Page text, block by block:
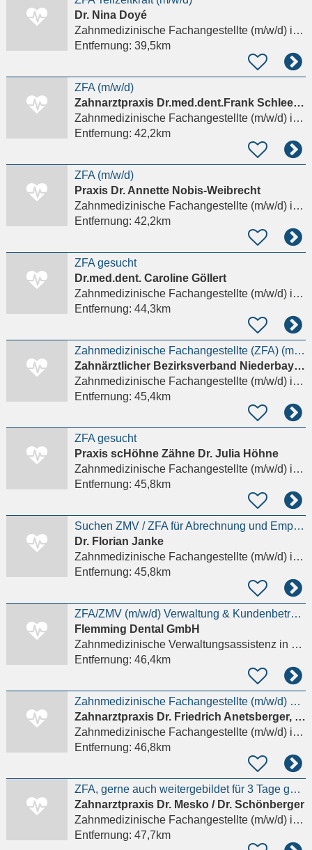
Dr. Nina Doyé
Zahnmedizinische Fachangestellte (m/w/d)in Pöttmes
Entfernung: 39,5km
ZFA (m/w/d)
Zahnarztpraxis Dr.med.dent.Frank Schleenbecker
Zahnmedizinische Fachangestellte (m/w/d)in Berg Starnberg
Entfernung: 42,2km
ZFA (m/w/d)
Praxis Dr. Annette Nobis-Weibrecht
Zahnmedizinische Fachangestellte (m/w/d)in Berg Starnberg
Entfernung: 42,2km
ZFA gesucht
Dr.med.dent. Caroline Göllert
Zahnmedizinische Fachangestellte (m/w/d)in Aßling
Entfernung: 44,3km
Zahnmedizinische Fachangestellte (ZFA) (m/w/d) für unsere Praxis in Kumhausen/Preisenberg bei
Zahnärztlicher Bezirksverband Niederbayern
Zahnmedizinische Fachangestellte (m/w/d)in Kumhausen
Entfernung: 45,4km
ZFA gesucht
Praxis scHöhne Zähne Dr. Julia Höhne
Zahnmedizinische Fachangestellte (m/w/d)in Türkenfeld
Entfernung: 45,8km
Suchen ZMV / ZFA für Abrechnung und Empfang ab September 2026 in Landshut (4 Tage Woche)
Dr. Florian Janke
Zahnmedizinische Fachangestellte (m/w/d)in Landshut
Entfernung: 45,8km
ZFA/ZMV (m/w/d) Verwaltung & Kundenbetreuung
Flemming Dental GmbH
Zahnmedizinische Verwaltungsassistenzin Mering
Entfernung: 46,4km
Zahnmedizinische Fachangestellte (m/w/d) mit Schwerpunkt KFO in Landshut gesucht!
Zahnarztpraxis Dr. Friedrich Anetsberger, Klaus Mießlinger, Dr. Maud Ilschner
Zahnmedizinische Fachangestellte (m/w/d)in Landshut
Entfernung: 46,8km
ZFA, gerne auch weitergebildet für 3 Tage gesucht
Zahnarztpraxis Dr. Mesko / Dr. Schönberger
Zahnmedizinische Fachangestellte (m/w/d)in Mering
Entfernung: 47,7km